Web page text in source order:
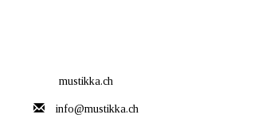
mustikka.ch
info@mustikka.ch